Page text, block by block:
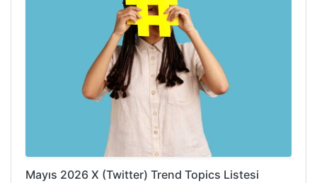
Mayıs 2026 X (Twitter) Trend Topics Listesi